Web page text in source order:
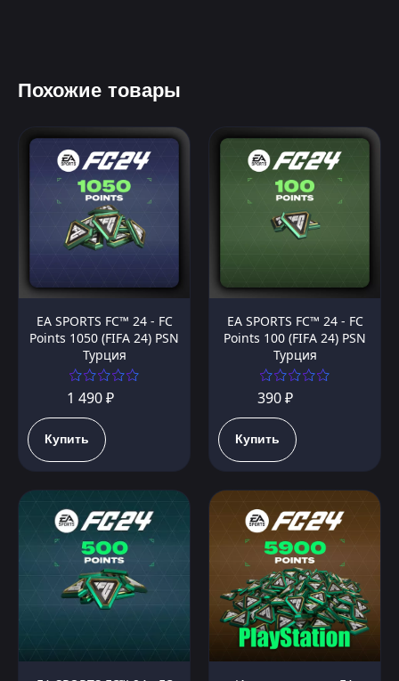
Похожие товары
EA SPORTS FC™ 24 - FC
Points 1050 (FIFA 24) PSN
Турция
1 490 ₽
Купить
EA SPORTS FC™ 24 - FC
Points 100 (FIFA 24) PSN
Турция
390 ₽
Купить